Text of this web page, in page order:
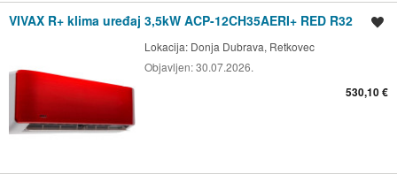
VIVAX R+ klima uređaj 3,5kW ACP-12CH35AERI+ RED R32
Lokacija: Donja Dubrava, Retkovec
Objavljen:30.07.2026.
530,10 €